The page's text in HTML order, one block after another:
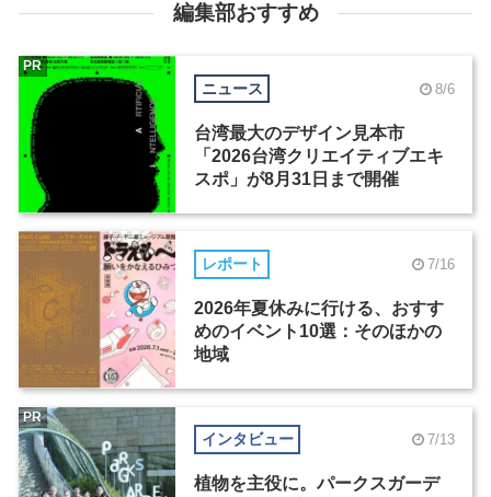
編集部おすすめ
ニュース 8/6
台湾最大のデザイン見本市
「2026台湾クリエイティブエキ
スポ」が8月31日まで開催
PR
レポート 7/16
2026年夏休みに行ける、おすす
めのイベント10選：そのほかの
地域
インタビュー 7/13
植物を主役に。パークスガーデ
PR